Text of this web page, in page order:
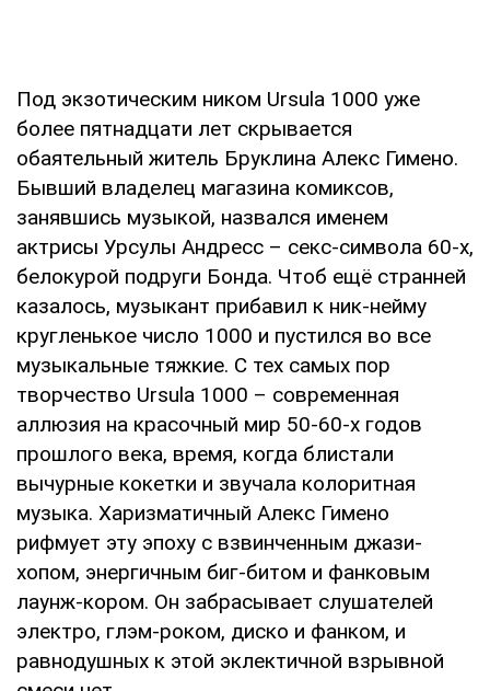
Под экзотическим ником Ursula 1000 уже
более пятнадцати лет скрывается
обаятельный житель Бруклина Алекс Гимено.
Бывший владелец магазина комиксов,
занявшись музыкой, назвался именем
актрисы Урсулы Андресс – секс-символа 60-х,
белокурой подруги Бонда. Чтоб ещё странней
казалось, музыкант прибавил к ник-нейму
кругленькое число 1000 и пустился во все
музыкальные тяжкие. С тех самых пор
творчество Ursula 1000 – современная
аллюзия на красочный мир 50-60-х годов
прошлого века, время, когда блистали
вычурные кокетки и звучала колоритная
музыка. Харизматичный Алекс Гимено
рифмует эту эпоху с взвинченным джази-
хопом, энергичным биг-битом и фанковым
лаунж-кором. Он забрасывает слушателей
электро, глэм-роком, диско и фанком, и
равнодушных к этой эклектичной взрывной